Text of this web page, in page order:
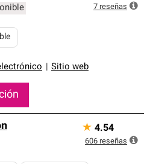
Sitio web
7 reseñas
★ 4.54
606 reseñas